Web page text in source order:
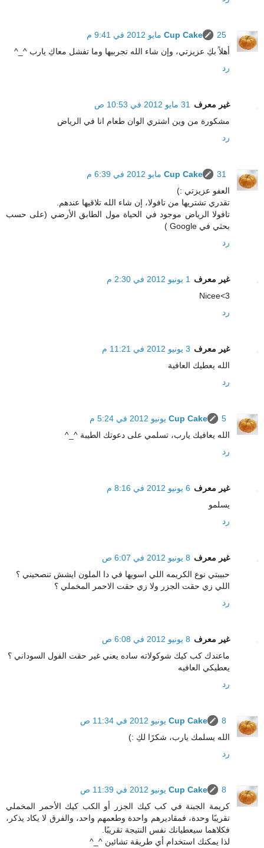
Cup Cake
25 مايو 2012 في 9:41 م
أهلاً بكِ عزيزتي، وإن شاء الله تجربيها وما تفشل معاكِ يارب ^_^
رد
غير معرف
31 مايو 2012 في 10:53 ص
مشكورة من وين اشتري الوان طعام انا في الرياض
رد
Cup Cake
31 مايو 2012 في 6:39 م
العفو عزيزتي :)
تقدري تشتريها من تافولا، إن شاء الله تلاقيها عندهم.
تافولا الرياض موجود في الحياة مول الطابق الأرضي (على حسب
بحثي في Google )
رد
غير معرف
1 يونيو 2012 في 2:30 م
Nicee<3
رد
غير معرف 3 يونيو 2012 في 11:21 م
الله يعطيك العافية
رد
Cup Cake
5 يونيو 2012 في 5:24 م
الله يعافيك يارب، تسلمي على دعوتك الطيبة ^_^
رد
غير معرف 6 يونيو 2012 في 8:16 م
يسلمو
رد
غير معرف 8 يونيو 2012 في 6:07 ص
حبيبتي نوع الكريمه اللي اسويها في دا الملون ايشش تنصحيني ؟
اللي زي حقت الجزر ولا زي حقت الاحمر المخملي ؟
رد
غير معرف 8 يونيو 2012 في 6:08 ص
ماعندك كب كيك شوكولاته ساده يعني غير حقت الفول السوداني ؟
يعطيكي العافيه
رد
Cup Cake
8 يونيو 2012 في 11:34 ص
الله يسلمك يارب، شكرًا لكِ :)
رد
Cup Cake
8 يونيو 2012 في 11:39 ص
كريمة الجبنة في كب كيك الجزر أو الكب كيك الأحمر المخملي
تقريبًا وحدة، فمقاديرهم واحدة وطعمهم واحد، والفرق لا يكاد يذكر،
فكلاهما سيعطيانك نفس النتيجة تقريبًا.
لذا يمكنك استخدام أي طريقة تشائين ^_^